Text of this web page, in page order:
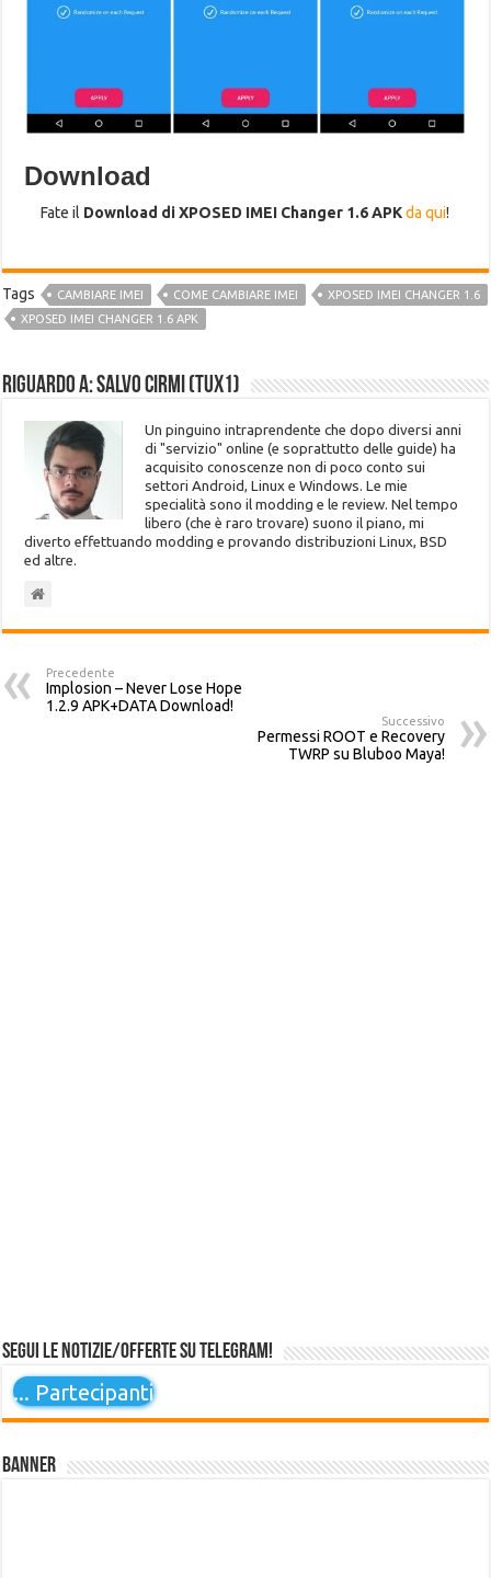
Download
Fate il Download di XPOSED IMEI Changer 1.6 APK da qui!
Tags CAMBIARE IMEI COME CAMBIARE IMEI
XPOSED IMEI CHANGER 1.6
XPOSED IMEI CHANGER 1.6 APK
Riguardo a: Salvo Cirmi (Tux1)
Un pinguino intraprendente che dopo diversi anni
di "servizio" online (e soprattutto delle guide) ha
acquisito conoscenze non di poco conto sui
settori Android, Linux e Windows. Le mie
specialità sono il modding e le review. Nel tempo
libero (che è raro trovare) suono il piano, mi
diverto effettuando modding e provando distribuzioni Linux, BSD
ed altre.
Precedente
Implosion – Never Lose Hope
1.2.9 APK+DATA Download!
Successivo
Permessi ROOT e Recovery
TWRP su Bluboo Maya!
Segui le notizie/offerte su Telegram!
... Partecipanti
Banner